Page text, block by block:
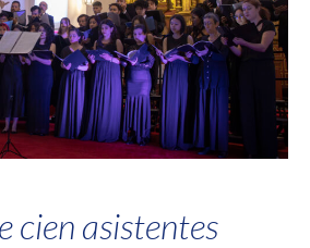
cien asistentes